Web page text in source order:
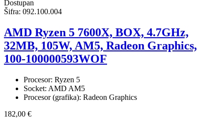
Dostupan
Šifra: 092.100.004
AMD Ryzen 5 7600X, BOX, 4.7GHz,
32MB, 105W, AM5, Radeon Graphics,
100-100000593WOF
Procesor: Ryzen 5
Socket: AMD AM5
Procesor (grafika): Radeon Graphics
182,00 €